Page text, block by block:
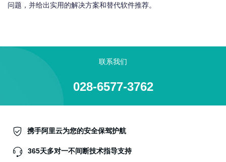
问题，并给出实用的解决方案和替代软件推荐。
联系我们
028-6577-3762
携手阿里云为您的安全保驾护航
365天多对一不间断技术指导支持